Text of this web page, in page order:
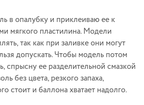
в опалубку и приклеиваю ее к
мягкого пластилина. Модели
так как при заливке они могут
допускать. Чтобы модель потом
спрысну ее разделительной смазкой
без цвета, резкого запаха,
стоит и баллона хватает надолго.